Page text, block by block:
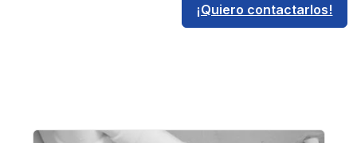
¡Quiero contactarlos!